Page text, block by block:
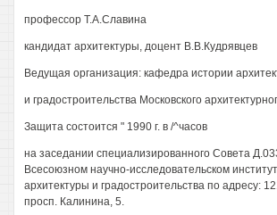
профессор Т.А.Славина
кандидат архитектуры, доцент В.В.Кудрявцев
Ведущая организация: кафедра истории
и градостроительства Московского
Защита состоится " 1990 г. в /^часов
на заседании специализированного Совета
Всесоюзном научно-исследовательском
архитектуры и градостроительства по адресу:
просп. Калинина, 5.